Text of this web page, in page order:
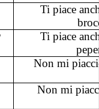
Ti piace
Ti piace
Non mi
Non mi